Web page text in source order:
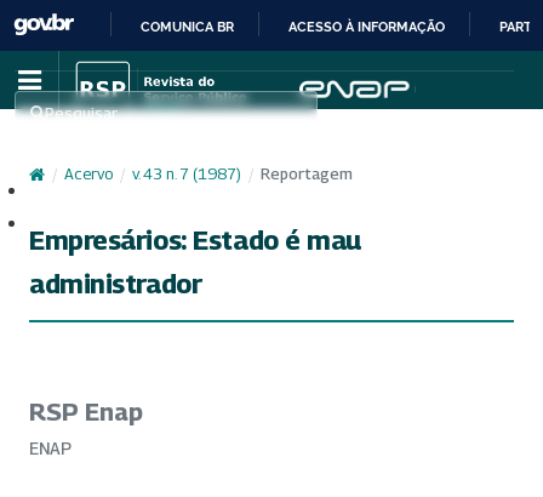
IR
PARA
CONTEÚDO
COMUNICA BR ACESSO À INFORMAÇÃO
Pesquisar
/ Acervo / v. 43 n. 7 (1987) / Reportagem
Empresários: Estado é mau
administrador
RSP Enap
ENAP